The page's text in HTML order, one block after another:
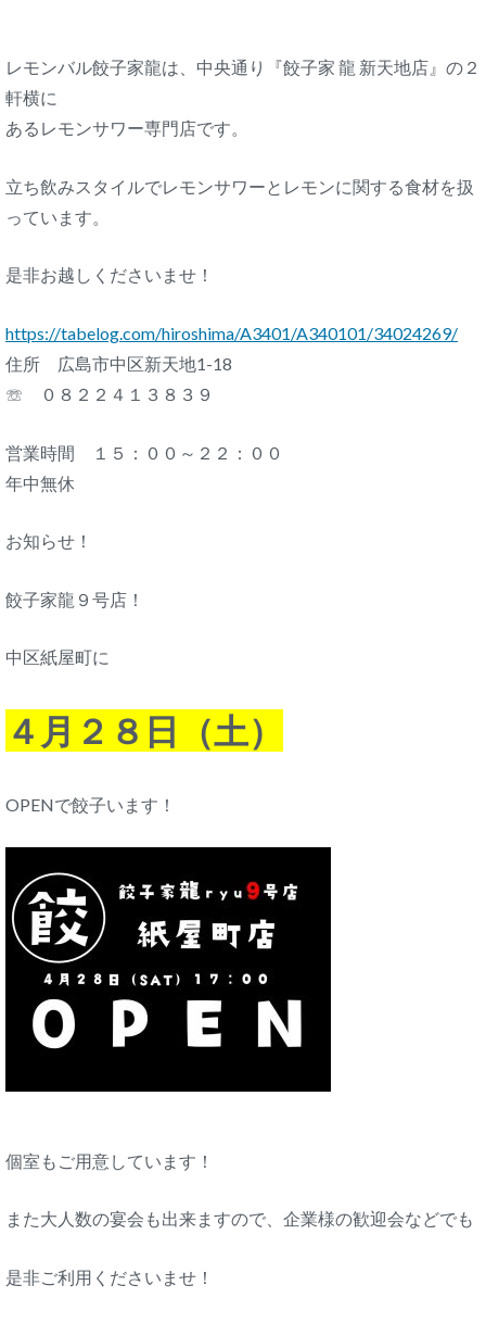
レモンバル餃子家龍は、中央通り『餃子家 龍 新天地店』の２
軒横に
あるレモンサワー専門店です。
立ち飲みスタイルでレモンサワーとレモンに関する食材を扱
っています。
是非お越しくださいませ！
https://tabelog.com/hiroshima/A3401/A340101/34024269/
住所 広島市中区新天地1-18
☏ ０８２２４１３８３９
営業時間 １５：００～２２：００
年中無休
お知らせ！
餃子家龍９号店！
中区紙屋町に
４月２８日（土）
OPENで餃子います！
個室もご用意しています！
また大人数の宴会も出来ますので、企業様の歓迎会などでも
是非ご利用くださいませ！